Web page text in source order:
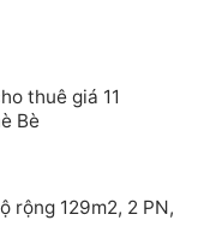
thuê giá 11
Bè
rộng 129m2, 2 PN,